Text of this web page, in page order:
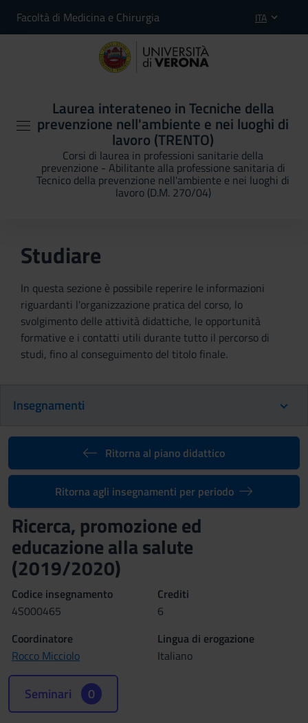
Facoltà di Medicina e Chirurgia ITA
Laurea interateneo in Tecniche della
prevenzione nell'ambiente e nei luoghi di
lavoro (TRENTO)
Corsi di laurea in professioni sanitarie della
prevenzione - Abilitante alla professione sanitaria di
Tecnico della prevenzione nell'ambiente e nei luoghi di
lavoro (D.M. 270/04)
Studiare
In questa sezione è possibile reperire le informazioni
riguardanti l'organizzazione pratica del corso, lo
svolgimento delle attività didattiche, le opportunità
formative e i contatti utili durante tutto il percorso di
studi, fino al conseguimento del titolo finale.
Insegnamenti
Ritorna al piano didattico
Ritorna agli insegnamenti per periodo
Ricerca, promozione ed
educazione alla salute
(2019/2020)
Codice insegnamento
4S000465
Crediti
6
Coordinatore
Rocco Micciolo
Lingua di erogazione
Italiano
Seminari 0